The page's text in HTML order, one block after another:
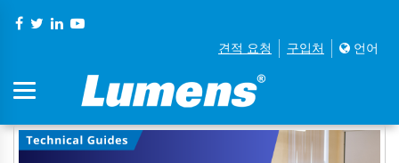
견적 요청 구입처 언어